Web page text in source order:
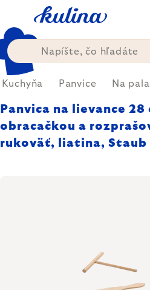
obsah
Kuchyňa Panvice Na
Panvica na lievance 28
obracačkou a
rukoväť, liatina, Staub